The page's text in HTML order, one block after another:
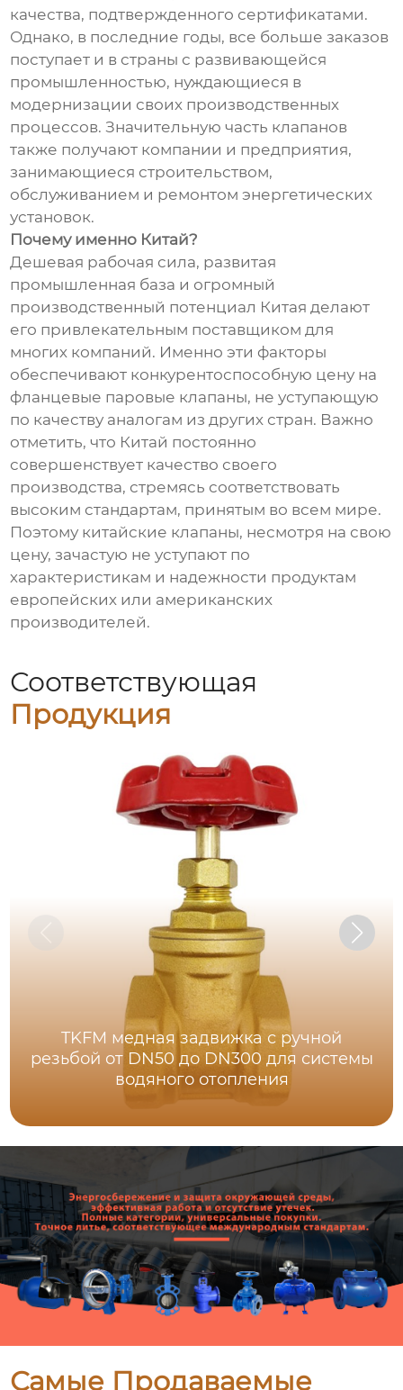
качества, подтвержденного сертификатами.
Однако, в последние годы, все больше заказов
поступает и в страны с развивающейся
промышленностью, нуждающиеся в
модернизации своих производственных
процессов. Значительную часть клапанов
также получают компании и предприятия,
занимающиеся строительством,
обслуживанием и ремонтом энергетических
установок.
Почему именно Китай?
Дешевая рабочая сила, развитая
промышленная база и огромный
производственный потенциал Китая делают
его привлекательным поставщиком для
многих компаний. Именно эти факторы
обеспечивают конкурентоспособную цену на
фланцевые паровые клапаны, не уступающую
по качеству аналогам из других стран. Важно
отметить, что Китай постоянно
совершенствует качество своего
производства, стремясь соответствовать
высоким стандартам, принятым во всем мире.
Поэтому китайские клапаны, несмотря на свою
цену, зачастую не уступают по
характеристикам и надежности продуктам
европейских или американских
производителей.
Соответствующая
Продукция
TKFM медная задвижка с ручной
резьбой от DN50 до DN300 для системы
водяного отопления
Самые Продаваемые